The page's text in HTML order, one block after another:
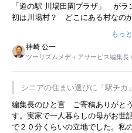
「道の駅 川場田園プラザ」 がラ
初は川場村？ どこにある村なの
永井 彰一社長にインタビューし
した。プレゼンも巧みで、今でも
は、従業員に東京ディズニーラン
の何かを理解してもらっているこ
プレミアムヨーグルトを販売する
です。永井社長は、駐車場に都内
ことに目をつけ、高級商品でも売
事を懐かしく読みました。
もっ
神崎 公一
ツーリズムメディアサービス編集長
シニアの住まい選びに「駅チ
暮らし
編集長のひと言 ご寄稿ありがと
す。実家で一人暮らしの母がお世
で２０分くらいの立地でした。私